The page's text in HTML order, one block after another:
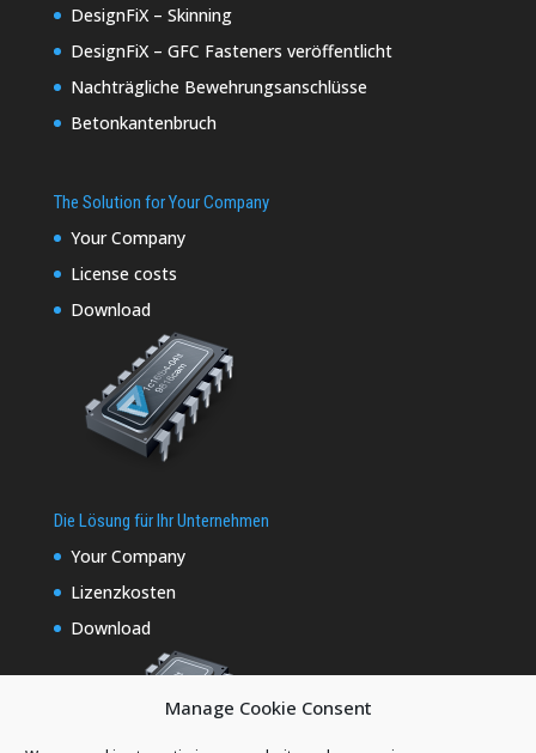
Manage Cookie Consent
DesignFiX – Skinning
DesignFiX – GFC Fasteners veröffentlicht
Nachträgliche Bewehrungsanschlüsse
Betonkantenbruch
The Solution for Your Company
Your Company
License costs
Download
Die Lösung für Ihr Unternehmen
Your Company
Lizenzkosten
Download